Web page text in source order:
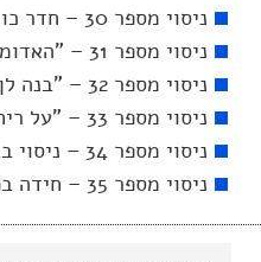
ניסוי מספר 30 – חדר כושר
ניסוי מספר 31 – "האדומים"
ניסוי מספר 32 – "בנה לך מזרקה"
ניסוי מספר 33 – "על ריח ועל…"
ניסוי מספר 34 – ניסוי בבקבוק שטיפה
ניסוי מספר 35 – חידה בפקקים